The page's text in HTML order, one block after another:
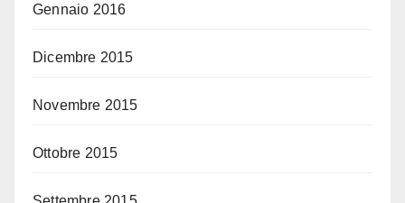
Gennaio 2016
Dicembre 2015
Novembre 2015
Ottobre 2015